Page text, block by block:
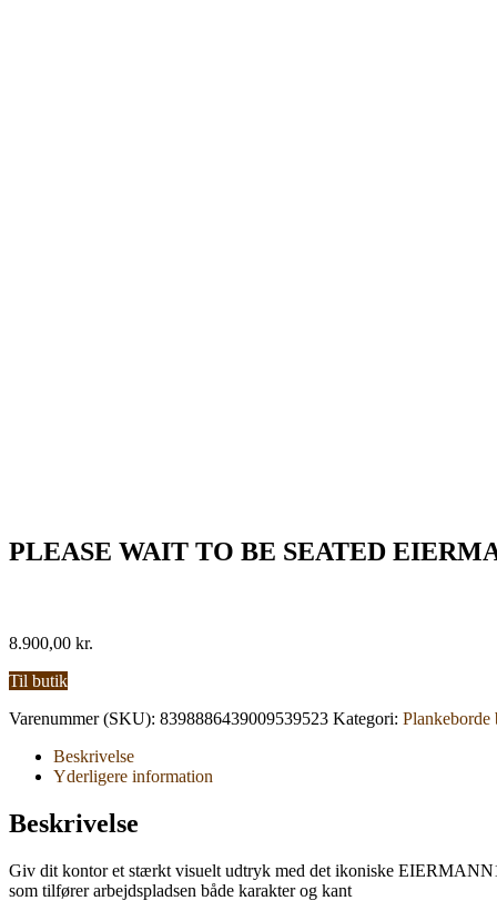
PLEASE WAIT TO BE SEATED
8.900,00 kr.
Til butik
Varenummer (SKU): 8398886439009539523 Kategori: Plankeborde
Beskrivelse
Yderligere information
Beskrivelse
Giv dit kontor et stærkt visuelt udtryk med det ikoniske
som tilfører arbejdspladsen både karakter og kant